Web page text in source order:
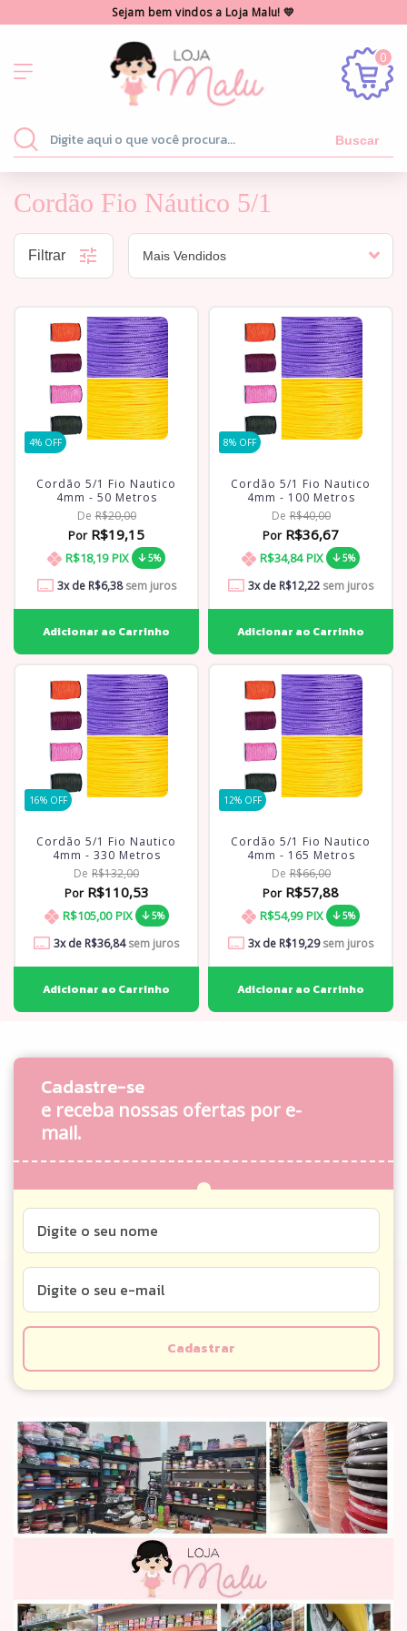
Sejam bem vindos a Loja Malu! 💛
0
Buscar
Cordão Fio Náutico 5/1
Filtrar
4% OFF
Cordão 5/1 Fio Nautico
4mm - 50 Metros
De R$20,00
PorR$19,15
R$18,19 PIX 5%
3x de R$6,38sem juros
8% OFF
Cordão 5/1 Fio Nautico
4mm - 100 Metros
De R$40,00
PorR$36,67
R$34,84 PIX 5%
3x de R$12,22 sem juros
16% OFF
Cordão 5/1 Fio Nautico
4mm - 330 Metros
De R$132,00
PorR$110,53
R$105,00 PIX 5%
3x de R$36,84sem juros
12% OFF
Cordão 5/1 Fio Nautico
4mm - 165 Metros
De R$66,00
PorR$57,88
R$54,99 PIX 5%
3x de R$19,29sem juros
Cadastre-se
e receba nossas ofertas por e-
mail.